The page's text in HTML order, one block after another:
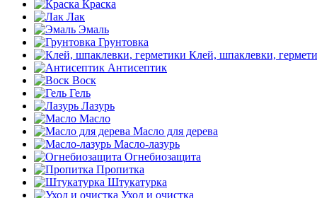
Краска
Лак
Эмаль
Грунтовка
Клей, шпаклевки,
Антисептик
Воск
Гель
Лазурь
Масло
Масло для дерева
Масло-лазурь
Огнебиозащита
Пропитка
Штукатурка
Уход и очистка